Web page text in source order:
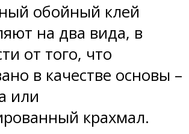
обойный клей
на два вида, в
от того, что
в качестве основы –
или
крахмал.